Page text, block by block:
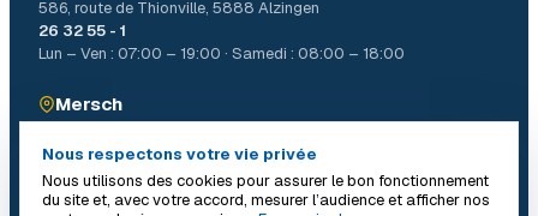
586, route de Thionville, 5888 Alzingen
26 32 55 - 1
Lun – Ven : 07:00 – 19:00 · Samedi : 08:00 – 18:00
Mersch
4, Allée John W. Léonard Mierscherbierg, 7526 Mersch
26 32 31 - 1
Lun – Ven : 07:00 – 19:00 · Samedi : 08:00 – 18:00
Nous respectons votre vie privée
Nous utilisons des cookies pour assurer le bon fonctionnement
du site et, avec votre accord, mesurer l’audience et afficher nos